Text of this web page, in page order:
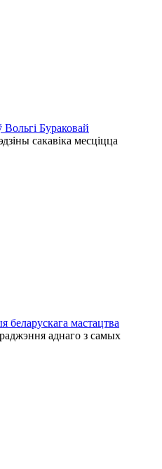
Бураковай
сакавіка месціцца
беларускага мастацтва
аднаго з самых